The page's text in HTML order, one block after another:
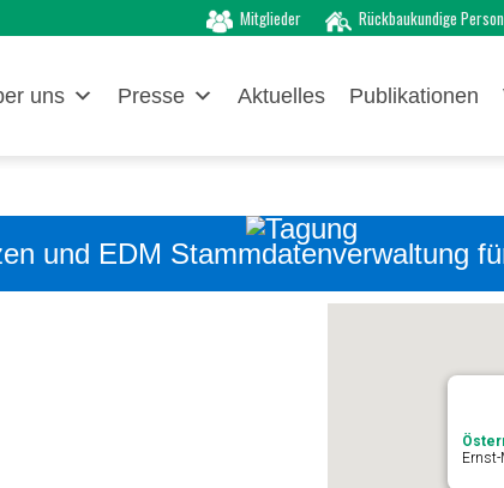
Mitglieder Rückbaukundige
uns Presse Aktuelles Publikationen
und EDM Stammdatenverwaltung
Ernst-